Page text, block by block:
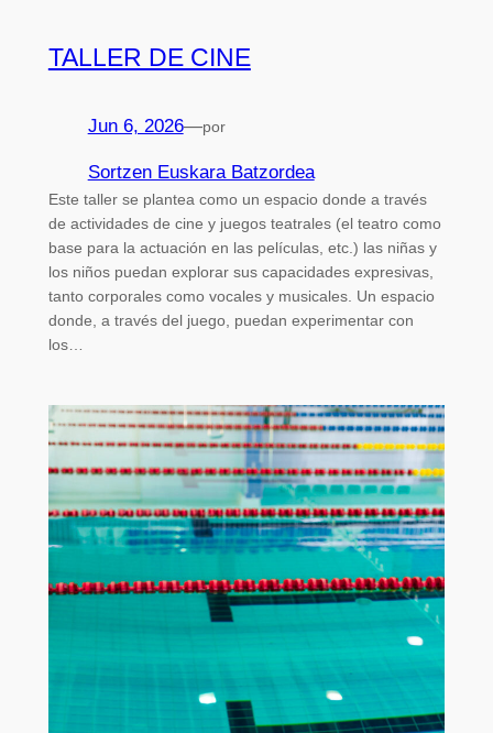
TALLER DE CINE
Jun 6, 2026—por
Sortzen Euskara Batzordea
Este taller se plantea como un espacio donde a través
de actividades de cine y juegos teatrales (el teatro como
base para la actuación en las películas, etc.) las niñas y
los niños puedan explorar sus capacidades expresivas,
tanto corporales como vocales y musicales. Un espacio
donde, a través del juego, puedan experimentar con
los…